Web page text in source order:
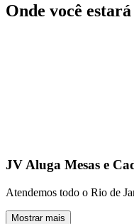
Onde você estará
JV Aluga Mesas e
Atendemos todo o Rio de
Mostrar mais